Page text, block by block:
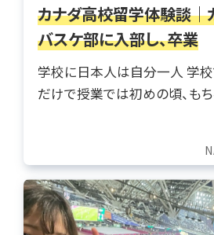
カナダ高校留学体験談｜
バスケ部に入部し、卒業
学校に日本人は自分一人 学
だけで授業では初めの頃、も